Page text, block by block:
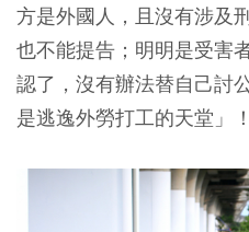
方是外國人，且沒有涉及
也不能提告；明明是受害
認了，沒有辦法替自己討
是逃逸外勞打工的天堂」！